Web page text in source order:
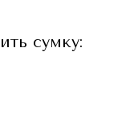
сумку: